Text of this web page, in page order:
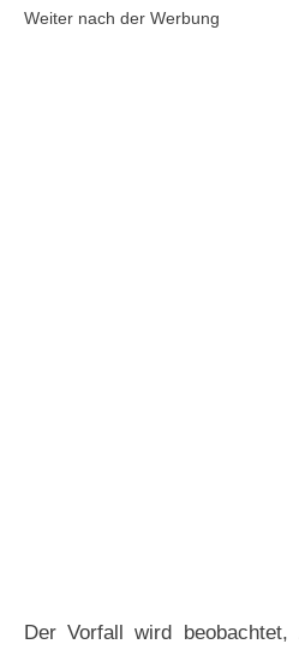
Weiter nach der Werbung
Der Vorfall wird beobachtet,